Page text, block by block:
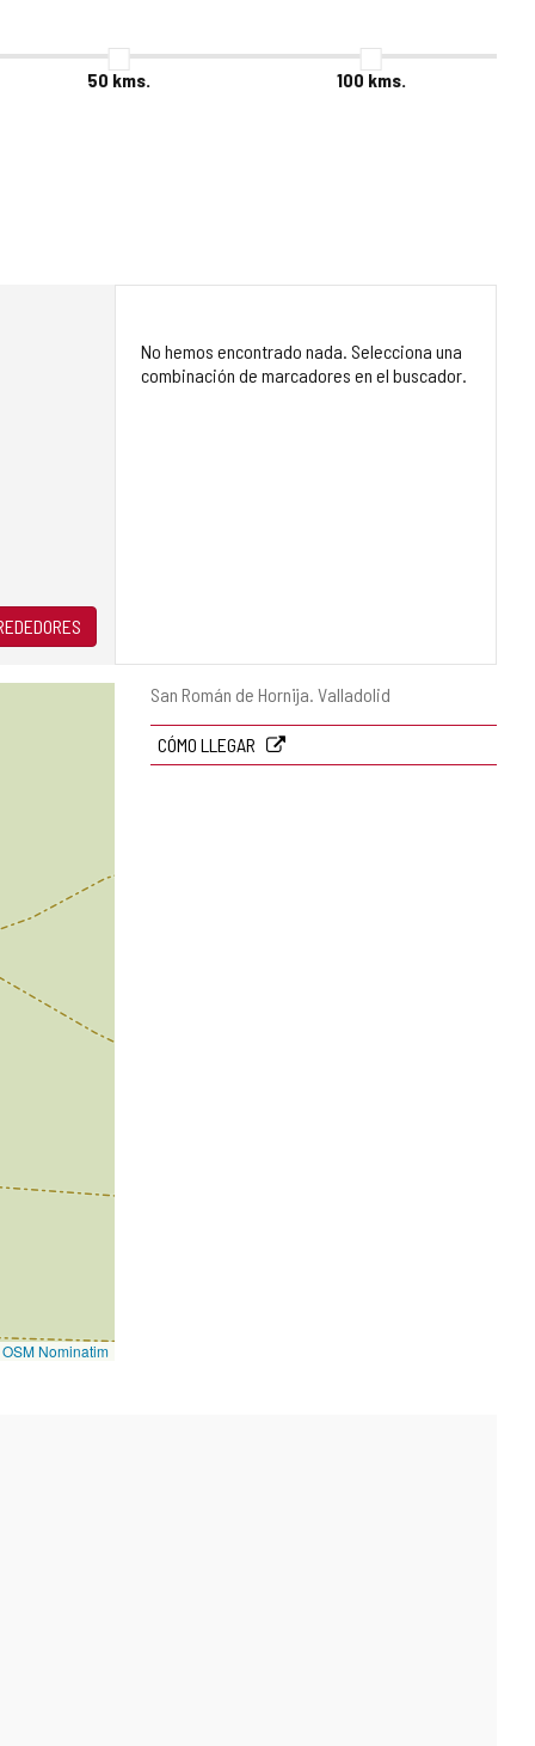
50 kms. 100 kms.
Dirección
San Román de Hornija. Valladolid
CÓMO LLEGAR
No hemos encontrado nada. Selecciona una
combinación de marcadores en el buscador.
OSM Nominatim